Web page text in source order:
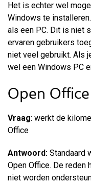
Het is echter wel
Windows te
als een PC. Dit is niet
ervaren gebruikers
niet veel gebruikt. Als
wel een Windows PC
Open Office
Vraag: werkt de
Office
Antwoord: Standaard
Open Office. De reden
niet worden